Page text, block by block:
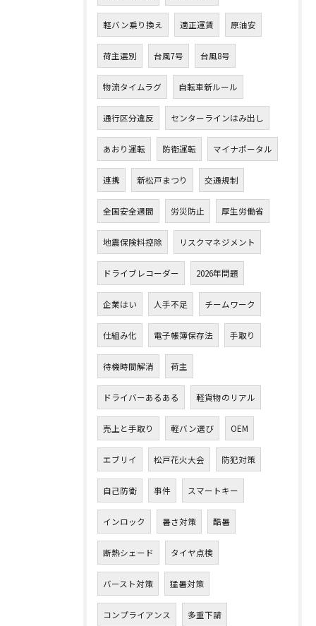
軽バン乗り換え 適正運賃 原油安
荷主選別 台風7号 台風8号
物流タイムラグ 自転車新ルール
通行区分違反 センターラインはみ出し
あおり運転 防衛運転 マイナポータル
連携 新松戸まつり 交通規制
全国安全週間 労災防止 厚生労働省
地震保険料控除 リスクマネジメント
ドライブレコーダー 2026年問題
企業はい 人手不足 チームワーク
仕組み化 電子帳簿保存法 手取り
待機時間解消 荷主
ドライバーあるある 軽貨物のリアル
売上と手取り 軽バン選び OEM
エブリイ 松戸花火大会 防犯対策
自己防衛 事件 スマートキー
インロック 暑さ対策 酷暑
断熱シェード タイヤ点検
バースト対策 猛暑対策
コンプライアンス 多重下請